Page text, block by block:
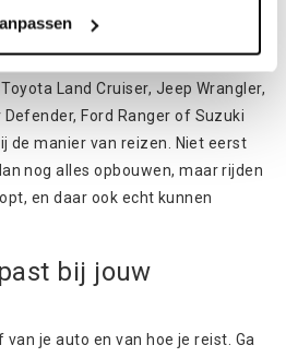
parkeert waar je wil overnachten
Toyota Land Cruiser, Jeep Wrangler,
Defender, Ford Ranger of Suzuki
de manier van reizen. Niet eerst
nog alles opbouwen, maar rijden
en daar ook echt kunnen
bij jouw
je auto en van hoe je reist. Ga